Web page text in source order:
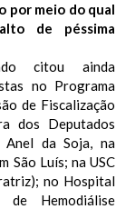
por meio do qual
de péssima
citou ainda
no Programa
de Fiscalização
dos Deputados
Anel da Soja, na
São Luís; na USC
no Hospital
Hemodiálise